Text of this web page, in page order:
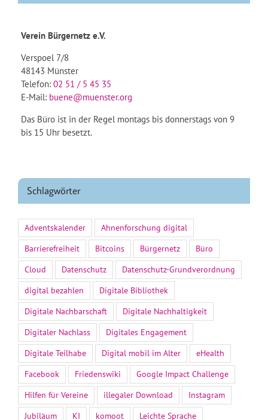
Verein Bürgernetz e.V.
Verspoel 7/8
48143 Münster
Telefon: 02 51 / 5 45 35
E-Mail: buene@muenster.org
Das Büro ist in der Regel montags bis donnerstags von 9
bis 15 Uhr besetzt.
Schlagwörter
Adventskalender
Ahnenforschung digital
Barrierefreiheit
Bitcoins Bürgernetz
Büro
Cloud
Datenschutz
Datenschutz-Grundverordnung
digital bezahlen
Digitale Bibliothek
Digitale Nachbarschaft
Digitale Nachhaltigkeit
Digitaler Nachlass
Digitales Engagement
Digitale Teilhabe
Digital mobil im Alter
eHealth
Facebook
Friedenswiki
Google Impact Challenge
Hilfen für Vereine
illegaler Download
Instagram
Jubiläum
KI komoot Leichte Sprache